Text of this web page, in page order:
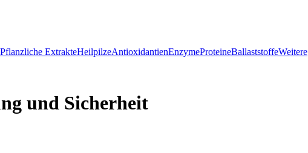
Pflanzliche ExtrakteHeilpilzeAntioxidantienEnzymeProteineBallaststoffeWeitere
und Sicherheit